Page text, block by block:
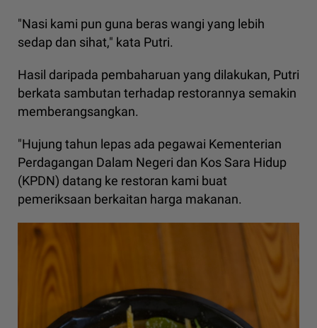
"Nasi kami pun guna beras wangi yang lebih
sedap dan sihat," kata Putri.
Hasil daripada pembaharuan yang dilakukan, Putri
berkata sambutan terhadap restorannya semakin
memberangsangkan.
"Hujung tahun lepas ada pegawai Kementerian
Perdagangan Dalam Negeri dan Kos Sara Hidup
(KPDN) datang ke restoran kami buat
pemeriksaan berkaitan harga makanan.